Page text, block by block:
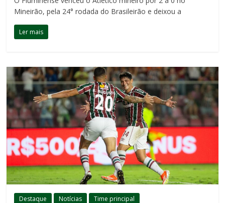
Mineirão, pela 24° rodada do Brasileirão e deixou a
Ler mais
Destaque Notícias Time principal